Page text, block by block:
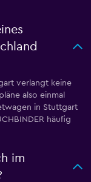
verlangt keine
also einmal
in Stuttgart
häufig
im